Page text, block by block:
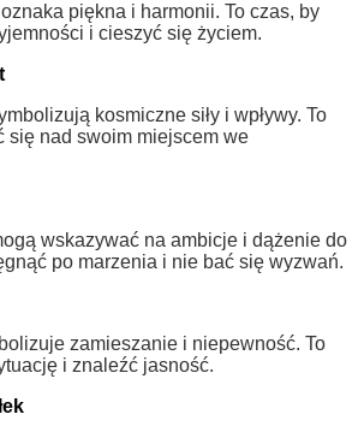
piękna i harmonii. To czas, by
i cieszyć się życiem.
kosmiczne siły i wpływy. To
się nad swoim miejscem we
wskazywać na ambicje i dążenie do
po marzenia i nie bać się wyzwań.
zamieszanie i niepewność. To
i znaleźć jasność.